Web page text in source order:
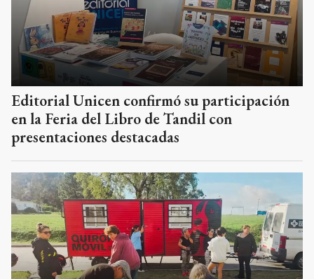
Editorial Unicen confirmó su participación
en la Feria del Libro de Tandil con
presentaciones destacadas